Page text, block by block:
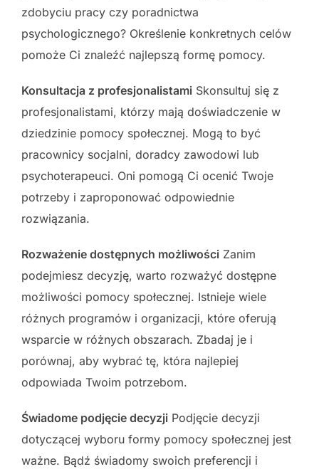
zdobyciu pracy czy poradnictwa
psychologicznego? Określenie konkretnych celów
pomoże Ci znaleźć najlepszą formę pomocy.
Konsultacja z profesjonalistami Skonsultuj się z
profesjonalistami, którzy mają doświadczenie w
dziedzinie pomocy społecznej. Mogą to być
pracownicy socjalni, doradcy zawodowi lub
psychoterapeuci. Oni pomogą Ci ocenić Twoje
potrzeby i zaproponować odpowiednie
rozwiązania.
Rozważenie dostępnych możliwości Zanim
podejmiesz decyzję, warto rozważyć dostępne
możliwości pomocy społecznej. Istnieje wiele
różnych programów i organizacji, które oferują
wsparcie w różnych obszarach. Zbadaj je i
porównaj, aby wybrać tę, która najlepiej
odpowiada Twoim potrzebom.
Świadome podjęcie decyzji Podjęcie decyzji
dotyczącej wyboru formy pomocy społecznej jest
ważne. Bądź świadomy swoich preferencji i